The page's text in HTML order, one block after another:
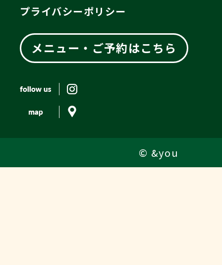
プライバシーポリシー
メニュー・ご予約はこちら
© &you